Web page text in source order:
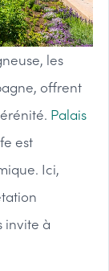
les
offrent
Palais
est
Ici,
invite à